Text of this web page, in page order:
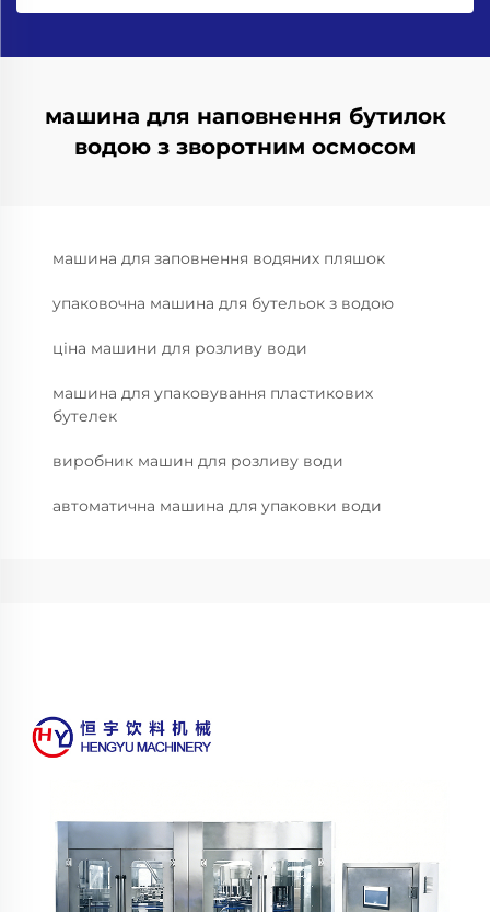
машина для наповнення бутилок
водою з зворотним осмосом
машина для заповнення водяних пляшок
упаковочна машина для бутельок з водою
ціна машини для розливу води
машина для упаковування пластикових
бутелек
виробник машин для розливу води
автоматична машина для упаковки води